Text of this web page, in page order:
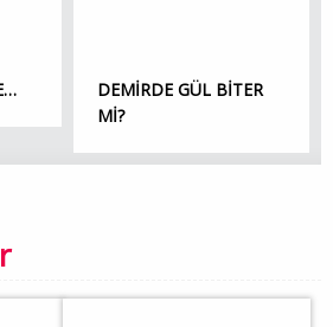
DEMİRDE GÜL BİTER
Mİ?